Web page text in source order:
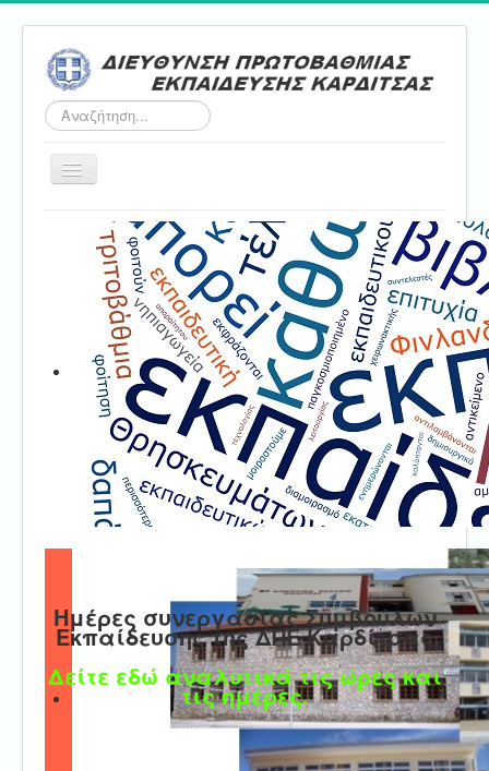
Αναζήτηση...
Εναλλαγή
Αρχική
Τμήμα Α'
Τμήμα Β'
Τμήμα Γ'
Τμήμα Δ'
Τμήμα E'
Επικοινωνία
Ημέρες συνεργασίας Συμβούλων
Εκπαίδευσης της ΔΠΕ Καρδίτσας
Δείτε εδώ αναλυτικά τις ώρες και
τις ημέρες.